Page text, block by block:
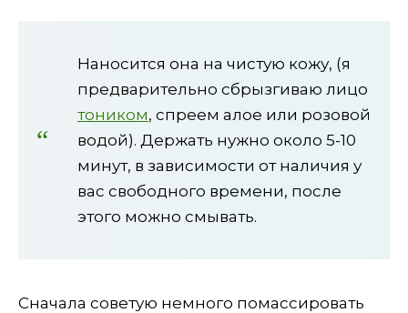
Наносится она на чистую кожу, (я
предварительно сбрызгиваю лицо
тоником, спреем алое или розовой
водой). Держать нужно около 5-10
минут, в зависимости от наличия у
вас свободного времени, после
этого можно смывать.
Сначала советую немного помассировать